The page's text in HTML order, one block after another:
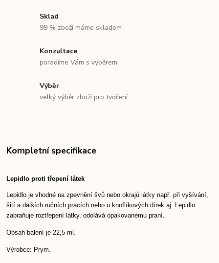
Sklad
99 % zboží máme skladem
Konzultace
poradíme Vám s výběrem
Výběr
velký výběr zboží pro tvoření
Kompletní specifikace
Lepidlo proti třepení látek
Lepidlo je vhodné na zpevnění švů nebo okrajů látky např. při vyšívání,
šití a dalších ručních pracích nebo u knoflíkových dírek aj. Lepidlo
zabraňuje roztřepení látky, odolává opakovanému praní.
Obsah balení je 22,5 ml.
Výrobce: Prym.